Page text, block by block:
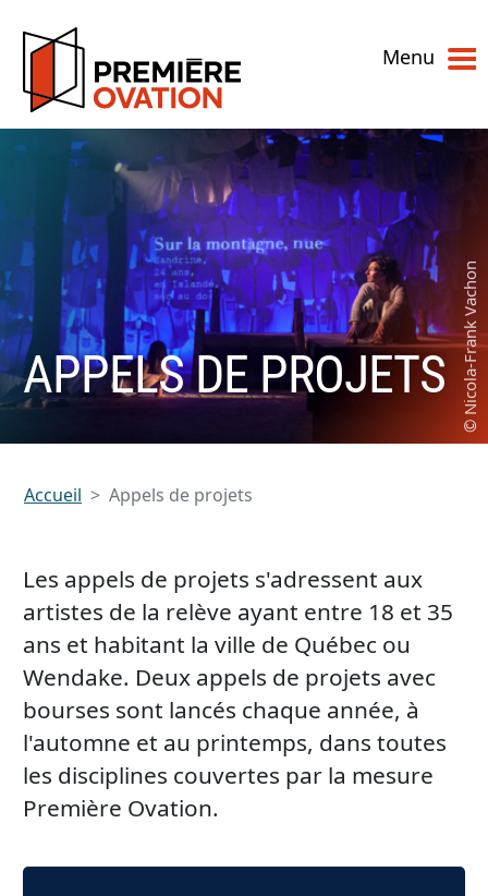
Menu
APPELS DE PROJETS
Accueil Appels de projets
Les appels de projets s'adressent aux
artistes de la relève ayant entre 18 et 35
ans et habitant la ville de Québec ou
Wendake. Deux appels de projets avec
bourses sont lancés chaque année, à
l'automne et au printemps, dans toutes
les disciplines couvertes par la mesure
Première Ovation.